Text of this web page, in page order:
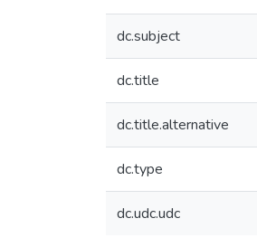
dc.subject
dc.title
dc.title.alternative
dc.type
dc.udc.udc